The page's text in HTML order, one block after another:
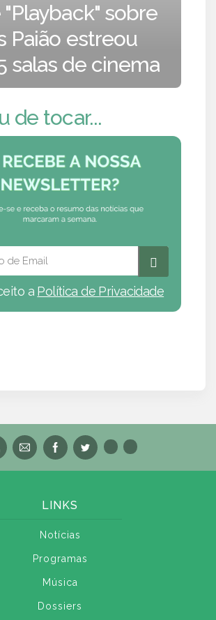
"Playback" sobre
Paião estreou
salas de cinema
de tocar...
a Política de Privacidade
LINKS
Notícias
Programas
Música
Dossiers